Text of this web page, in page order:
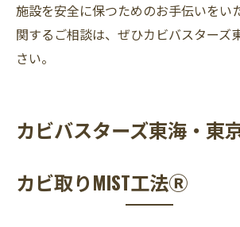
施設を安全に保つためのお手伝いをい
関するご相談は、ぜひカビバスターズ
さい。
カビバスターズ東海・東
カビ取りMIST工法Ⓡ